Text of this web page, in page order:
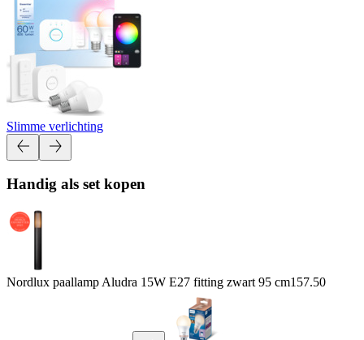
Slimme verlichting
Handig als set kopen
Nordlux paallamp Aludra 15W E27 fitting zwart 95 cm157.50